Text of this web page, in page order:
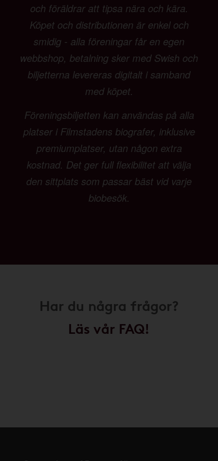
och föräldrar att tipsa nära och kära.
Köpet och distributionen är enkel och
smidig - alla föreningar får en egen
webbshop, betalning sker med Swish och
biljetterna levereras digitalt i samband
med köpet.
Föreningsbiljetten kan användas på alla
platser i Filmstadens biografer, inklusive
premiumplatser, utan någon extra
kostnad. Det ger full flexibilitet att välja
den sittplats som passar bäst vid varje
biobesök.
Har du några frågor?
Läs vår FAQ!